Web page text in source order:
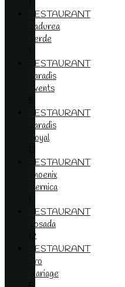
RESTAURANT
Padurea
Verde
RESTAURANT
Paradis
Events
RESTAURANT
Paradis
Royal
RESTAURANT
Phoenix
Cernica
RESTAURANT
Posada
12
RESTAURANT
Pro
Mariage